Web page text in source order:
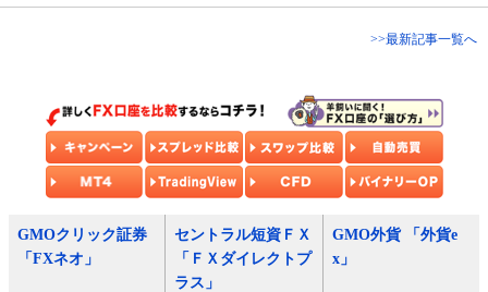
>>最新記事一覧へ
GMOクリック証券
「FXネオ」
セントラル短資ＦＸ
「ＦＸダイレクトプ
ラス」
GMO外貨 「外貨e
x」